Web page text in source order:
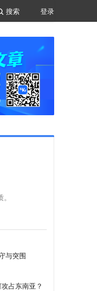
登录
搜索
与突围
占东南亚？